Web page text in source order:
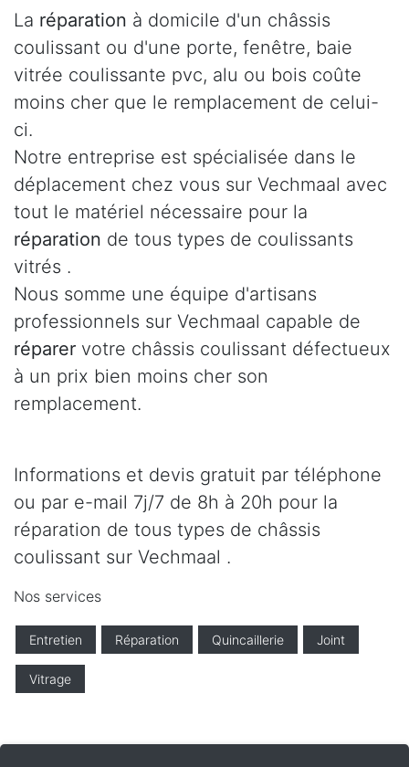
La réparation à domicile d'un châssis
coulissant ou d'une porte, fenêtre, baie
vitrée coulissante pvc, alu ou bois coûte
moins cher que le remplacement de celui-
ci.
Notre entreprise est spécialisée dans le
déplacement chez vous sur Vechmaal avec
tout le matériel nécessaire pour la
réparation de tous types de coulissants
vitrés .
Nous somme une équipe d'artisans
professionnels sur Vechmaal capable de
réparer votre châssis coulissant défectueux
à un prix bien moins cher son
remplacement.
Informations et devis gratuit par téléphone
ou par e-mail 7j/7 de 8h à 20h pour la
réparation de tous types de châssis
coulissant sur Vechmaal .
Nos services
Entretien Réparation Quincaillerie Joint
Vitrage